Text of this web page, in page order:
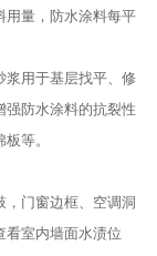
用量，防水涂料每平
浆用于基层找平、修
强防水涂料的抗裂性
等。​
门窗边框、空调洞
看室内墙面水渍位